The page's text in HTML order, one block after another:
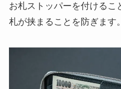
お札ストッパーを付けるこ
札が挟まることを防ぎます。